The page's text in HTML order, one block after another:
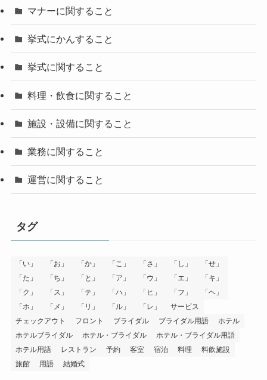
マナーに関すること
挙式にかんすること
挙式に関すること
料理・飲食に関すること
施設・設備に関すること
業務に関すること
運営に関すること
タグ
「い」 「お」 「か」 「こ」 「さ」 「し」
「せ」
「た」
「ち」 「と」 「ア」 「ウ」 「エ」
「キ」
「ク」
「ス」 「テ」 「ハ」 「ヒ」 「フ」
「ヘ」
「ホ」
「メ」 「リ」 「ル」 「レ」
サービス
チェックアウト
フロント ブライダル ブライダル用語
ホテル
ホテルブライダル
ホテル・ブライダル
ホテル・ブライダル用語
ホテル用語
レストラン 予約 客室 宿泊 料理
料飲施設
旅館
用語 結婚式